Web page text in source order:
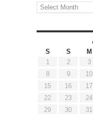
আর্কাইভ
S
S M
1
2 3
8
9 10
15
16 17
22
23 24
29
30
31